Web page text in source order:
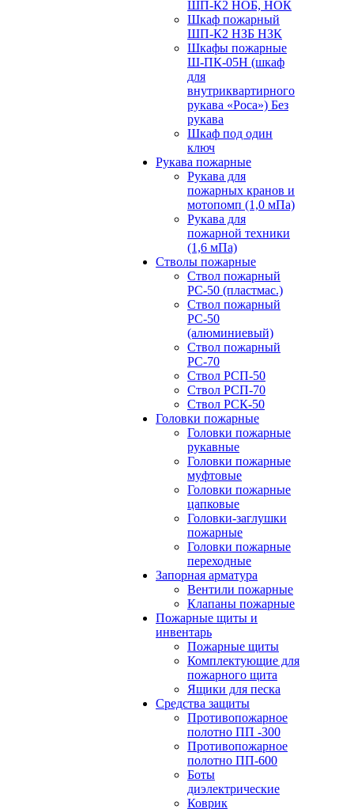
ШП-К2 НОБ, НОК
Шкаф пожарный
ШП-К2 НЗБ НЗК
Шкафы пожарные
Ш-ПК-05Н (шкаф
для
внутриквартирного
рукава «Роса») Без
рукава
Шкаф под один
ключ
Рукава пожарные
Рукава для
пожарных кранов и
мотопомп (1,0 мПа)
Рукава для
пожарной техники
(1,6 мПа)
Стволы пожарные
Ствол пожарный
РС-50 (пластмас.)
Ствол пожарный
РС-50
(алюминиевый)
Ствол пожарный
РС-70
Ствол РСП-50
Ствол РСП-70
Ствол РСК-50
Головки пожарные
Головки пожарные
рукавные
Головки пожарные
муфтовые
Головки пожарные
цапковые
Головки-заглушки
пожарные
Головки пожарные
переходные
Запорная арматура
Вентили пожарные
Клапаны пожарные
Пожарные щиты и
инвентарь
Пожарные щиты
Комплектующие для
пожарного щита
Ящики для песка
Средства защиты
Противопожарное
полотно ПП -300
Противопожарное
полотно ПП-600
Боты
диэлектрические
Коврик